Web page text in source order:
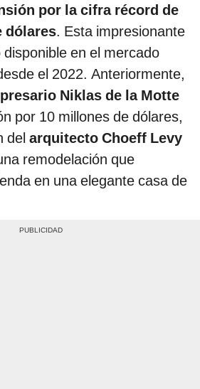
por la cifra récord de
dólares. Esta impresionante
en el mercado
el 2022. Anteriormente,
Niklas de la Motte
por 10 millones de dólares,
del arquitecto Choeff Levy
remodelación que
en una elegante casa de